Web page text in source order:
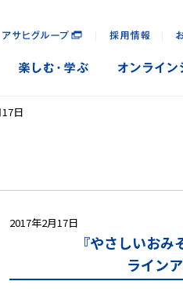
日
2017年2月17日
『やさしいお
ライン